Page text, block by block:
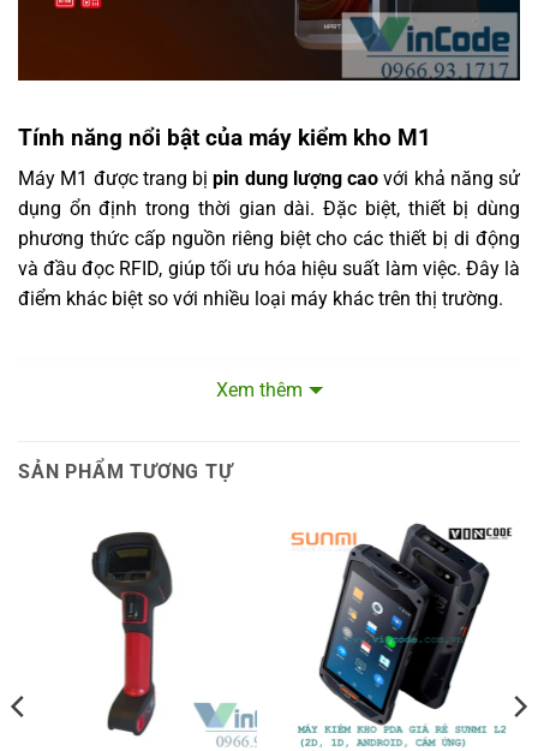
Tính năng nổi bật của máy kiểm kho M1
Máy M1 được trang bịpin dung lượng cao với khả năng sử
dụng ổn định trong thời gian dài. Đặc biệt, thiết bị dùng
phương thức cấp nguồn riêng biệt cho các thiết bị di động
và đầu đọc RFID, giúp tối ưu hóa hiệu suất làm việc. Đây là
điểm khác biệt so với nhiều loại máy khác trên thị trường.
Xem thêm
SẢN PHẨM TƯƠNG TỰ